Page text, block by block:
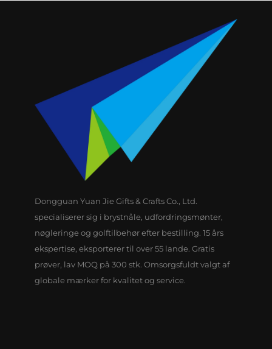
Dongguan Yuan Jie Gifts & Crafts Co., Ltd.
specialiserer sig i brystnåle, udfordringsmønter,
nøgleringe og golftilbehør efter bestilling. 15 års
ekspertise, eksporterer til over 55 lande. Gratis
prøver, lav MOQ på 300 stk. Omsorgsfuldt valgt af
globale mærker for kvalitet og service.